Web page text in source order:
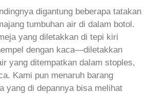
digantung beberapa tatakan
tumbuhan air di dalam botol.
yang diletakkan di tepi kiri
dengan kaca—diletakkan
yang ditempatkan dalam stoples,
Kami pun menaruh barang
yang di depannya bisa melihat